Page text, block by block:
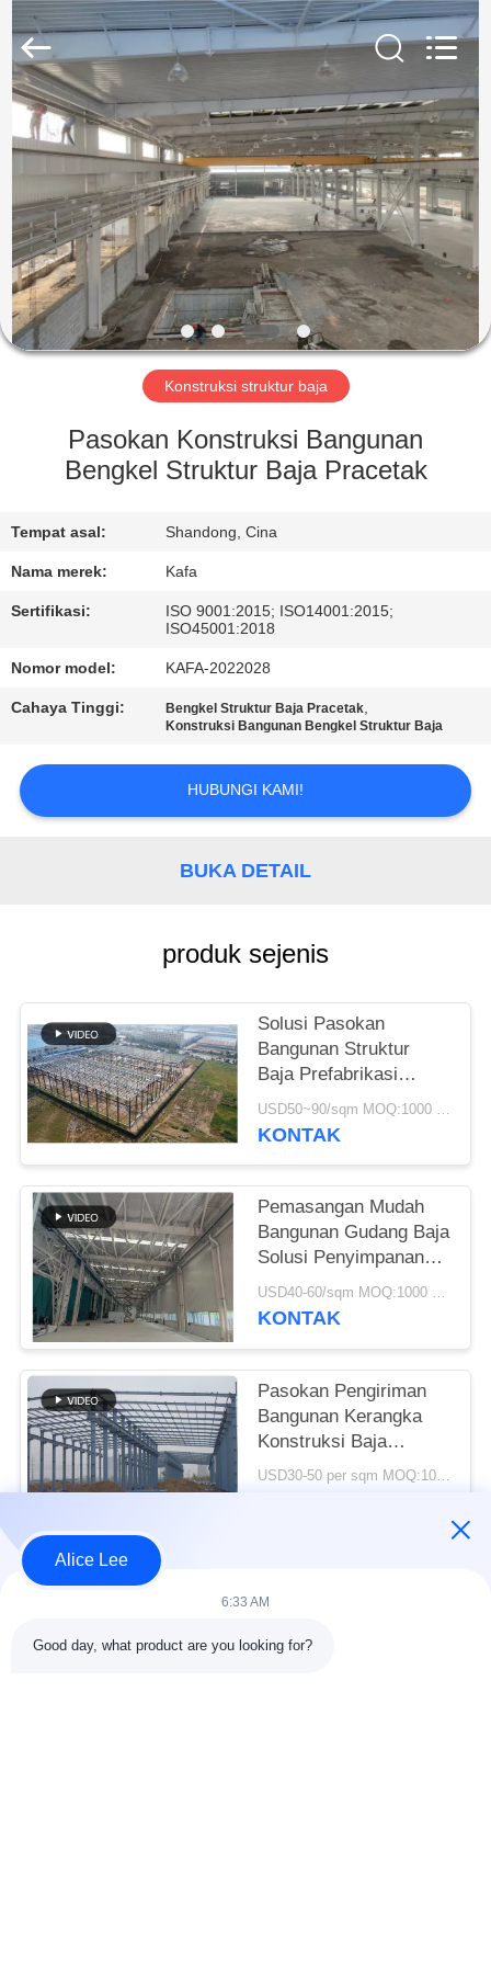
RUMAH
PRODUK
VIDEO
PERTUNJUKAN
VR
TENTANG
KAMI
TUR
PABRIK
KUALITAS
KAMI
SITEMAP
KEBIJAKAN
PRIVASI
Fabrication
Co.,
Ltd..
Rights
Reserved.
Konstruksi struktur baja
Pasokan Konstruksi Bangunan
Bengkel Struktur Baja Pracetak
Tempat asal: Shandong, Cina
Nama merek: Kafa
Sertifikasi:
ISO 9001:2015; ISO14001:2015;
ISO45001:2018
Nomor model: KAFA-2022028
Cahaya Tinggi: Bengkel Struktur Baja Pracetak,
Konstruksi Bangunan Bengkel Struktur Baja
HUBUNGI KAMI!
BUKA DETAIL
produk sejenis
Solusi Pasokan
Bangunan Struktur
Baja Prefabrikasi
Untuk Industri
USD50~90/sqm MOQ:1000 meter persegi
KONTAK
Pemasangan Mudah
Bangunan Gudang Baja
Solusi Penyimpanan
Ramah Lingkungan
USD40-60/sqm MOQ:1000 meter persegi
KONTAK
Pasokan Pengiriman
Bangunan Kerangka
Konstruksi Baja
Prefabrikasi Kustom
USD30-50 per sqm MOQ:1000 meter persegi
Bad Request
Alice Lee
6:33 AM
Good day, what product are you looking for?